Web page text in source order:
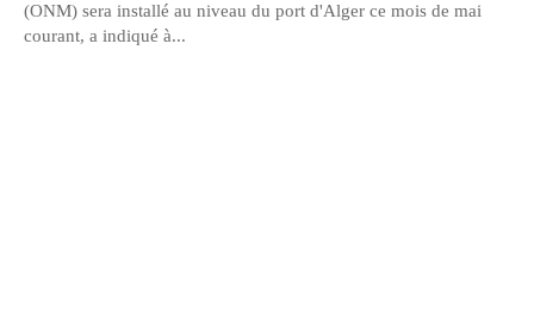
(ONM) sera installé au niveau du port d'Alger ce mois de mai
courant, a indiqué à...